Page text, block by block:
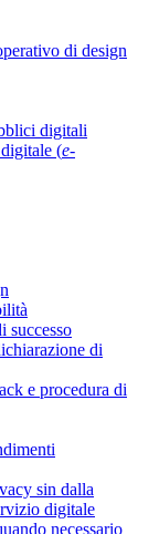
di design
digitali
(e-
successo
di
e procedura di
sin dalla
digitale
necessario